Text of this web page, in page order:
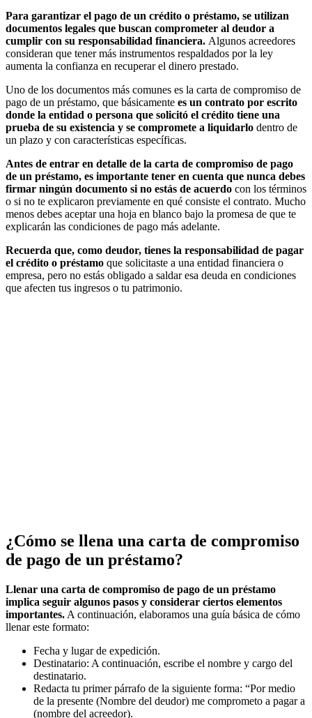
Para garantizar el pago de un crédito o préstamo, se utilizan
documentos legales que buscan comprometer al deudor a
cumplir con su responsabilidad financiera. Algunos acreedores
consideran que tener más instrumentos respaldados por la ley
aumenta la confianza en recuperar el dinero prestado.
Uno de los documentos más comunes es la carta de compromiso de
pago de un préstamo, que básicamente es un contrato por escrito
donde la entidad o persona que solicitó el crédito tiene una
prueba de su existencia y se compromete a liquidarlo dentro de
un plazo y con características específicas.
Antes de entrar en detalle de la carta de compromiso de pago
de un préstamo, es importante tener en cuenta que nunca debes
firmar ningún documento si no estás de acuerdo con los términos
o si no te explicaron previamente en qué consiste el contrato. Mucho
menos debes aceptar una hoja en blanco bajo la promesa de que te
explicarán las condiciones de pago más adelante.
Recuerda que, como deudor, tienes la responsabilidad de pagar
el crédito o préstamo que solicitaste a una entidad financiera o
empresa, pero no estás obligado a saldar esa deuda en condiciones
que afecten tus ingresos o tu patrimonio.
¿Cómo se llena una carta de compromiso
de pago de un préstamo?
Llenar una carta de compromiso de pago de un préstamo
implica seguir algunos pasos y considerar ciertos elementos
importantes. A continuación, elaboramos una guía básica de cómo
llenar este formato:
Fecha y lugar de expedición.
Destinatario: A continuación, escribe el nombre y cargo del
destinatario.
Redacta tu primer párrafo de la siguiente forma: “Por medio
de la presente (Nombre del deudor) me comprometo a pagar a
(nombre del acreedor).